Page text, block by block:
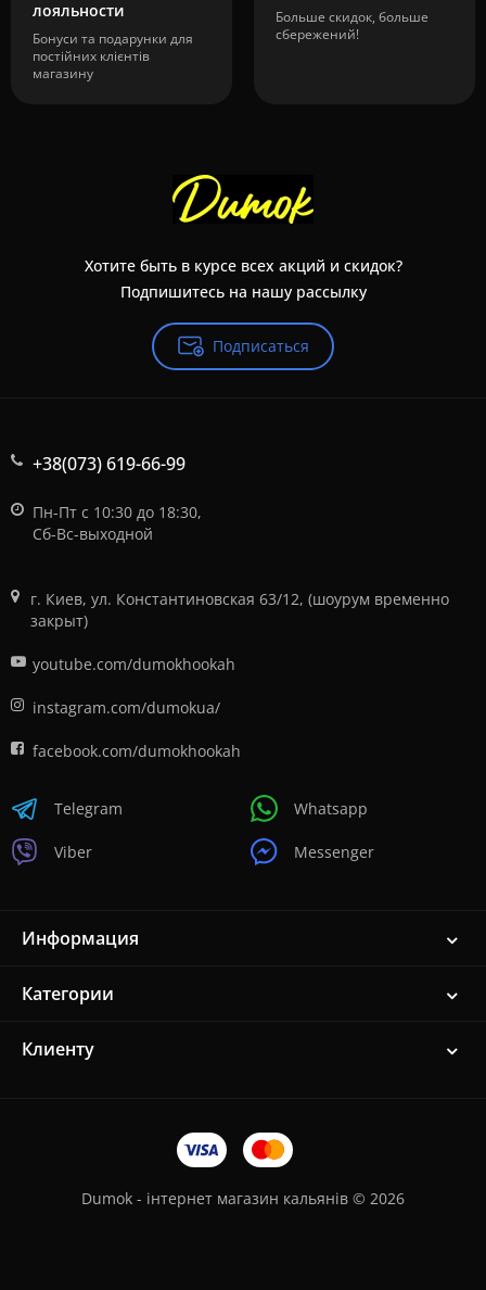
лояльности
Бонуси та подарунки для
постійних клієнтів
магазину
Больше скидок, больше
сбережений!
Хотите быть в курсе всех акций и скидок?
Подпишитесь на нашу рассылку
Подписаться
+38(073) 619-66-99
Пн-Пт с 10:30 до 18:30,
Сб-Вс-выходной
г. Киев, ул. Константиновская 63/12, (шоурум временно
закрыт)
youtube.com/dumokhookah
instagram.com/dumokua/
facebook.com/dumokhookah
Telegram
Viber
Whatsapp
Messenger
Информация
Категории
Клиенту
Dumok - інтернет магазин кальянів © 2026